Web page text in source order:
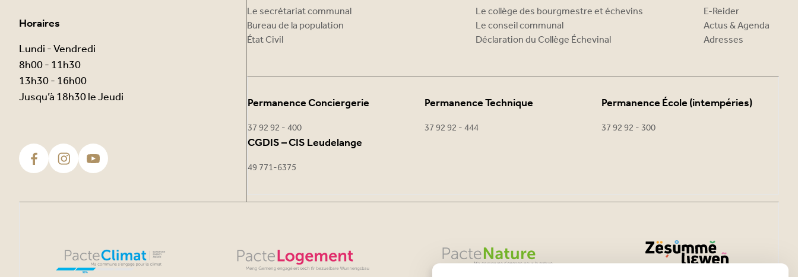
Horaires
Lundi - Vendredi
8h00 - 11h30
13h30 - 16h00
Jusqu’à 18h30 le Jeudi
Le secrétariat communal
Bureau de la population
État Civil
Le collège des bourgmestre et échevins
Le conseil communal
Déclaration du Collège Échevinal
E-Reider
Actus & Agenda
Adresses
Permanence Conciergerie
37 92 92 - 400
Permanence Technique
37 92 92 - 444
Permanence École (intempéries)
37 92 92 - 300
CGDIS – CIS Leudelange
49 771-6375